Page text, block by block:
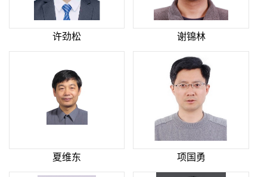
许劲松 谢锦林
夏维东 项国勇